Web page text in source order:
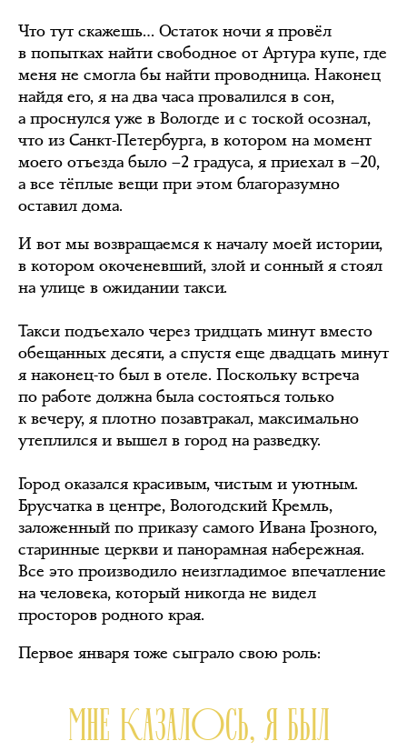
Что тут скажешь… Остаток ночи я провёл
в попытках найти свободное от Артура купе, где
меня не смогла бы найти проводница. Наконец
найдя его, я на два часа провалился в сон,
а проснулся уже в Вологде и с тоской осознал,
что из Санкт-Петербурга, в котором на момент
моего отъезда было –2 градуса, я приехал в –20,
а все тёплые вещи при этом благоразумно
оставил дома.
И вот мы возвращаемся к началу моей истории,
в котором окоченевший, злой и сонный я стоял
на улице в ожидании такси.
Такси подъехало через тридцать минут вместо
обещанных десяти, а спустя еще двадцать минут
я наконец-то был в отеле. Поскольку встреча
по работе должна была состояться только
к вечеру, я плотно позавтракал, максимально
утеплился и вышел в город на разведку.
Город оказался красивым, чистым и уютным.
Брусчатка в центре, Вологодский Кремль,
заложенный по приказу самого Ивана Грозного,
старинные церкви и панорамная набережная.
Все это производило неизгладимое впечатление
на человека, который никогда не видел
просторов родного края.
Первое января тоже сыграло свою роль:
МНЕ КАЗАЛОСЬ, Я БЫЛ